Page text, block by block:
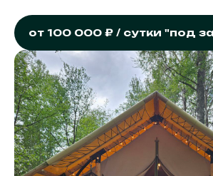
от 100 000 ₽ / сутки "под